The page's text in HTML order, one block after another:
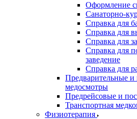
Оформление
Санаторно-
Справка для
Справка для
Справка для
Справка для
заведение
Справка для
Предварительные и
медосмотры
Предрейсовые и
Транспортная
Физиотерапия